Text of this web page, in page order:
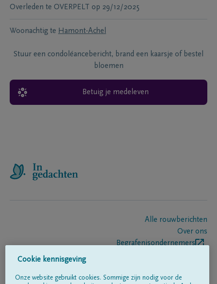
Overleden te OVERPELT op 29/12/2025
Woonachtig te Hamont-Achel
Stuur een condoléancebericht, brand een kaarsje of bestel
bloemen
Betuig je medeleven
Alle rouwberichten
Over ons
Begrafenisondernemers
Cookie kennisgeving
Onze website gebruikt cookies. Sommige zijn nodig voor de